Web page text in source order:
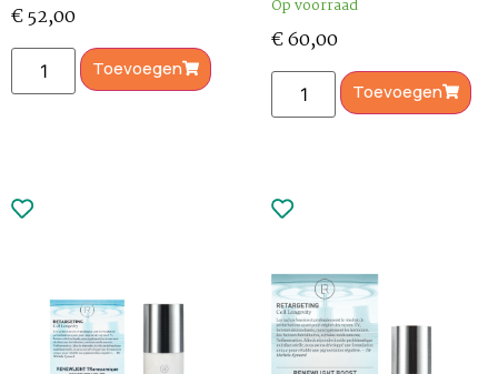
€52,00
Toevoegen
Op voorraad
€60,00
Toevoegen